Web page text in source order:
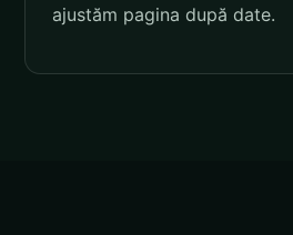
ajustăm pagina după date.